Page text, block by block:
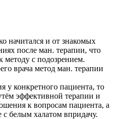
начитался и от знакомых
после ман. терапии, что
методу с подозрением.
врача метод ман. терапии
у конкретного пациента, то
эффективной терапии и
к вопросам пациента, а
с белым халатом впридачу.